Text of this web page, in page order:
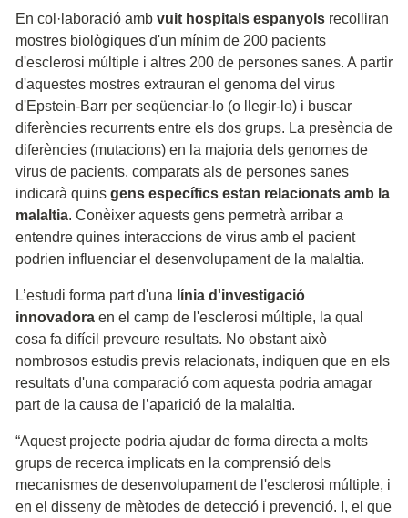
En col·laboració amb vuit hospitals espanyols recolliran
mostres biològiques d'un mínim de 200 pacients
d'esclerosi múltiple i altres 200 de persones sanes. A partir
d'aquestes mostres extrauran el genoma del virus
d'Epstein-Barr per seqüenciar-lo (o llegir-lo) i buscar
diferències recurrents entre els dos grups. La presència de
diferències (mutacions) en la majoria dels genomes de
virus de pacients, comparats als de persones sanes
indicarà quins gens específics estan relacionats amb la
malaltia. Conèixer aquests gens permetrà arribar a
entendre quines interaccions de virus amb el pacient
podrien influenciar el desenvolupament de la malaltia.
L’estudi forma part d'una línia d'investigació
innovadora en el camp de l'esclerosi múltiple, la qual
cosa fa difícil preveure resultats. No obstant això
nombrosos estudis previs relacionats, indiquen que en els
resultats d'una comparació com aquesta podria amagar
part de la causa de l’aparició de la malaltia.
“Aquest projecte podria ajudar de forma directa a molts
grups de recerca implicats en la comprensió dels
mecanismes de desenvolupament de l'esclerosi múltiple, i
en el disseny de mètodes de detecció i prevenció. I, el que